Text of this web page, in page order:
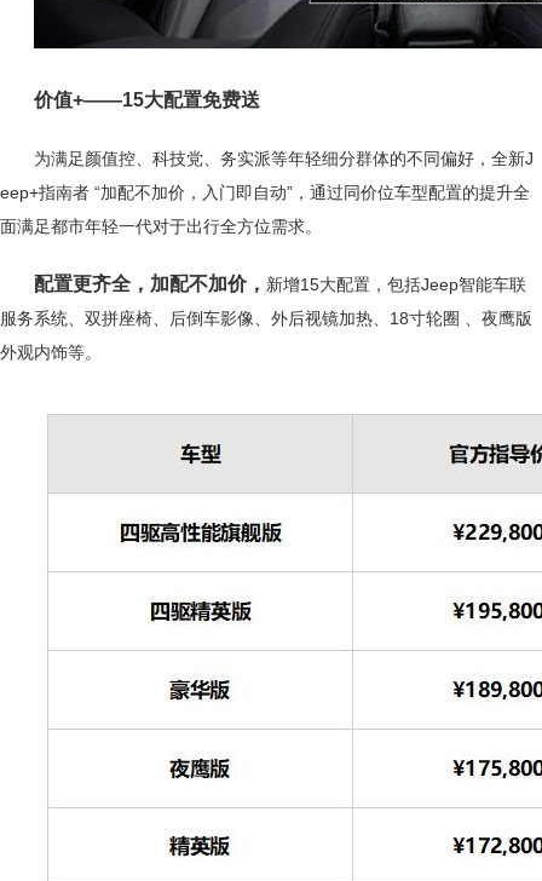
价值+——15大配置免费送
为满足颜值控、科技党、务实派等年轻细分群体的不同偏好，全新J
eep+指南者 “加配不加价，入门即自动”，通过同价位车型配置的提升全
面满足都市年轻一代对于出行全方位需求。
配置更齐全，加配不加价， 新增15大配置，包括Jeep智能车联
服务系统、双拼座椅、后倒车影像、外后视镜加热、18寸轮圈 、夜鹰版
外观内饰等。